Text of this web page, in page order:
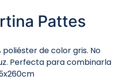
Pattes
de color gris. No
Perfecta para combinarla